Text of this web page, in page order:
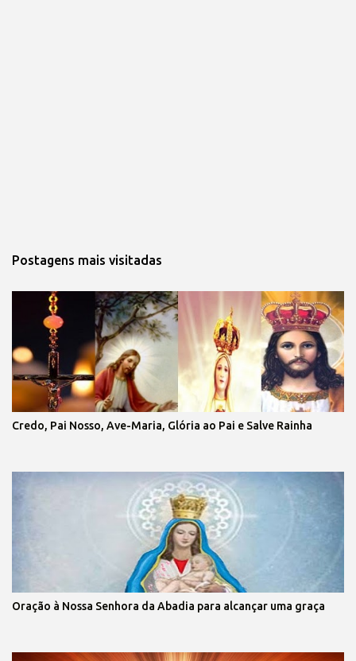
Postagens mais visitadas
Credo, Pai Nosso, Ave-Maria, Glória ao Pai e Salve Rainha
Oração à Nossa Senhora da Abadia para alcançar uma graça